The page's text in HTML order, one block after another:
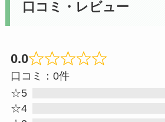
口コミ・レビュー
0.0
Rated
口コミ：0件
☆5
☆4